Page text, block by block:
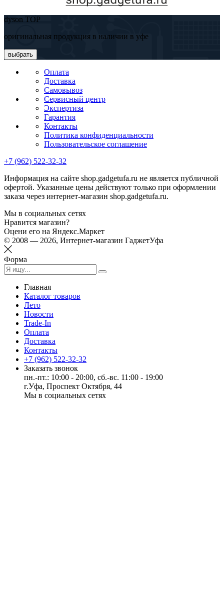
dyson TOP
оригинальная продукция в наличии в уфе
выбрать
Оплата
Доставка
Самовывоз
Сервисный центр
Экспертиза
Гарантия
Контакты
Политика конфиденциальности
Пользовательское соглашение
+7 (962) 522-32-32
Информация на сайте shop.gadgetufa.ru не является публичной
офертой. Указанные цены действуют только при оформлении
заказа через интернет-магазин shop.gadgetufa.ru.
Мы в социальных сетях
Нравится магазин?
Оцени его на Яндекс.Маркет
© 2008 — 2026, Интернет-магазин ГаджетУфа
Форма
Главная
Каталог товаров
Лето
Новости
Trade-In
Оплата
Доставка
Контакты
+7 (962) 522-32-32
Заказать звонок
пн.-пт.: 10:00 - 20:00, сб.-вс. 11:00 - 19:00
г.Уфа, Проспект Октября, 44
Мы в социальных сетях